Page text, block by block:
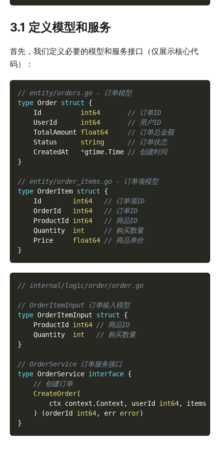
3.1 定义模型和服务
首先，我们定义必要的模型和服务接口（仅展示核心代
码）：
// entity/orders.go - 订单模型
type Order struct
{
    Id
int64
// 订单ID
    UserId
int64
// 用户ID
    TotalAmount
float64
// 订单总金额
    Status
string
// 订单状态
    CreatedAt
*gtime.Time // 创建时间
}
// entity/order_items.go - 订单项模型
type OrderItem struct
{
    Id
int64
// 订单项ID
    OrderId
int64
// 订单ID
    ProductId
int64
// 商品ID
    Quantity
int
// 购买数量
    Price
float64 // 商品单价
}
// internal/logic/order/order.go
// OrderItemInput 订单输入模型
type OrderItemInput struct
{
    ProductId
int64 // 商品ID
    Quantity
int
// 购买数量
}
// OrderService 订单服务接口
type OrderService interface {
// 创建订单
CreateOrder(
		ctx context
. Context , userId int64, items
)
(orderId int64, err error)
}